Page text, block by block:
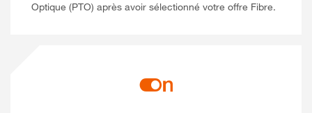
Optique (PTO) après avoir sélectionné votre offre Fibre.